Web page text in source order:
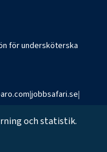
för undersköterska
|jobbsafari.se|
och statistik.